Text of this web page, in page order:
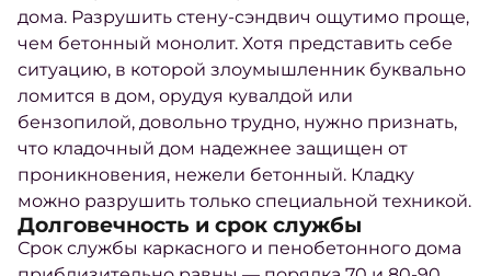
дома. Разрушить стену-сэндвич ощутимо проще,
чем бетонный монолит. Хотя представить себе
ситуацию, в которой злоумышленник буквально
ломится в дом, орудуя кувалдой или
бензопилой, довольно трудно, нужно признать,
что кладочный дом надежнее защищен от
проникновения, нежели бетонный. Кладку
можно разрушить только специальной техникой.
Долговечность и срок службы
Срок службы каркасного и пенобетонного дома